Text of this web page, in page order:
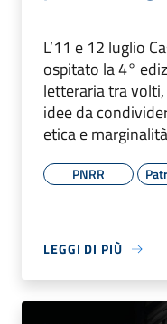
L’11 e 12 luglio
ospitato la 4°
letteraria tra
idee da
etica e
PNRR
LEGGI DI PIÙ